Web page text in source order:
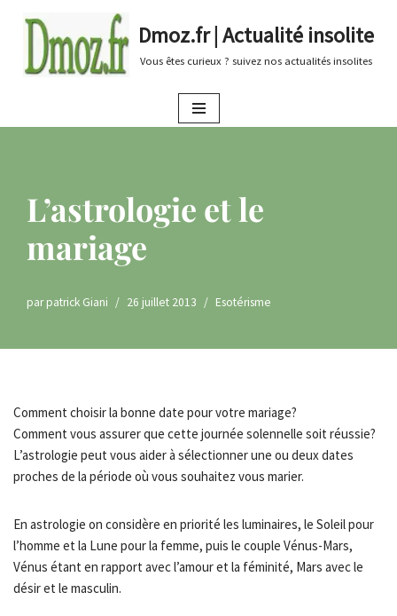
au
Dmoz.fr | Actualité insolite
Vous êtes curieux ? suivez nos actualités insolites
L’astrologie et le
mariage
parpatrick Giani 26 juillet 2013 Esotérisme
Comment choisir la bonne date pour votre mariage?
Comment vous assurer que cette journée solennelle soit réussie?
L’astrologie peut vous aider à sélectionner une ou deux dates
proches de la période où vous souhaitez vous marier.
En astrologie on considère en priorité les luminaires, le Soleil pour
l’homme et la Lune pour la femme, puis le couple Vénus-Mars,
Vénus étant en rapport avec l’amour et la féminité, Mars avec le
désir et le masculin.